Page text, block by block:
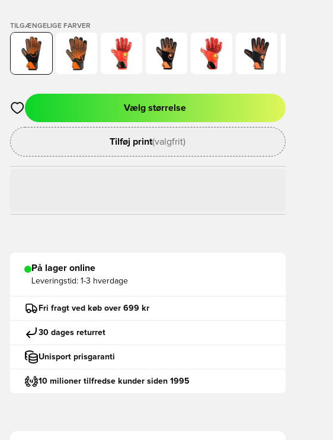
TILGÆNGELIGE FARVER
Åbner en Modal til at logge ind eller tilmelde dig som medlem
Vælg størrelse
Tilføj print(valgfrit)
På lager online
Leveringstid: 1-3 hverdage
Fri fragt ved køb over 699 kr
30 dages returret
Unisport prisgaranti
10 milioner tilfredse kunder siden 1995